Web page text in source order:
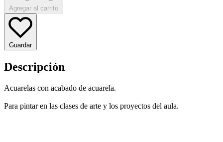
Agregar al carrito
Guardar
Descripción
Acuarelas con acabado de acuarela.
Para pintar en las clases de arte y los proyectos del aula.